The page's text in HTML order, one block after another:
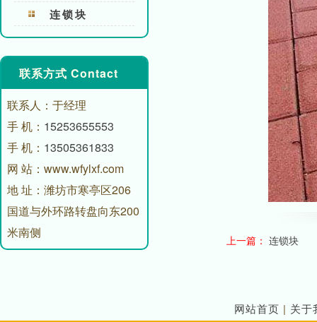
连锁块
联系方式 Contact
联系人：于经理
手 机： 15253655553
手 机： 13505361833
网 站：www.wfylxf.com
地 址：潍坊市寒亭区206
国道与外环路转盘向东200
米南侧
上一篇： 连锁块
网站首页 | 关于